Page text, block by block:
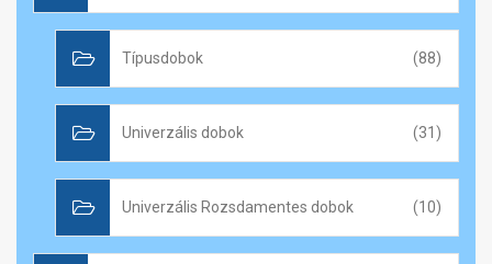
Típusdobok (88)
Univerzális dobok (31)
Univerzális Rozsdamentes dobok (10)